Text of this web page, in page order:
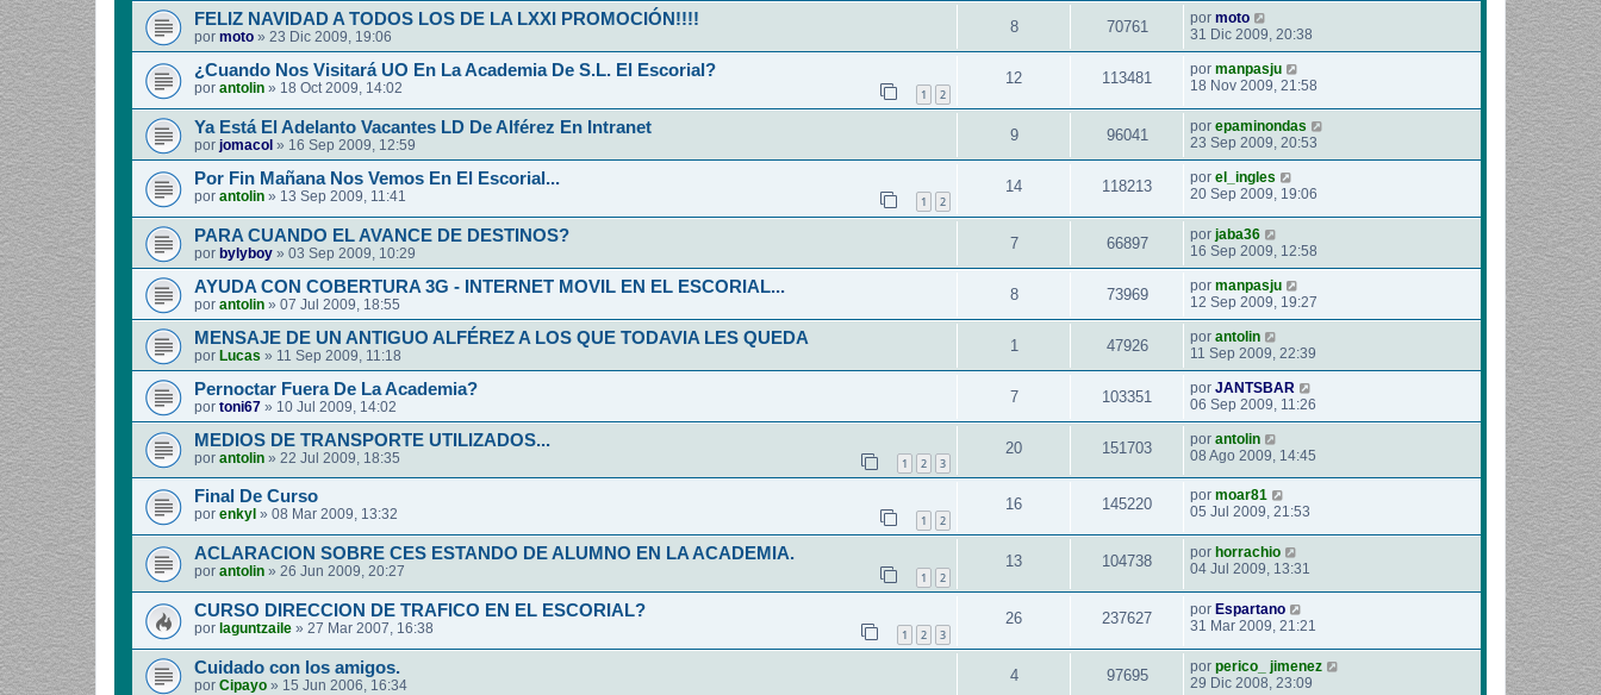
FELIZ NAVIDAD A TODOS LOS DE LA LXXI PROMOCIÓN!!!!
por moto » 23 Dic 2009, 19:06
8 70761 por moto
31 Dic 2009, 20:38
¿Cuando Nos Visitará UO En La Academia De S.L. El Escorial?
por antolin » 18 Oct 2009, 14:02 1 2
12 113481 por manpasju
18 Nov 2009, 21:58
Ya Está El Adelanto Vacantes LD De Alférez En Intranet
por jomacol » 16 Sep 2009, 12:59
9 96041 por epaminondas
23 Sep 2009, 20:53
Por Fin Mañana Nos Vemos En El Escorial...
por antolin » 13 Sep 2009, 11:41 1 2
14 118213 por el_ingles
20 Sep 2009, 19:06
PARA CUANDO EL AVANCE DE DESTINOS?
por bylyboy » 03 Sep 2009, 10:29
7 66897 por jaba36
16 Sep 2009, 12:58
AYUDA CON COBERTURA 3G - INTERNET MOVIL EN EL ESCORIAL...
por antolin » 07 Jul 2009, 18:55
8 73969 por manpasju
12 Sep 2009, 19:27
MENSAJE DE UN ANTIGUO ALFÉREZ A LOS QUE TODAVIA LES QUEDA
por Lucas » 11 Sep 2009, 11:18
1 47926 por antolin
11 Sep 2009, 22:39
Pernoctar Fuera De La Academia?
por toni67 » 10 Jul 2009, 14:02
7 103351 por JANTSBAR
06 Sep 2009, 11:26
MEDIOS DE TRANSPORTE UTILIZADOS...
por antolin » 22 Jul 2009, 18:35 1 2 3
20 151703 por antolin
08 Ago 2009, 14:45
Final De Curso
por enkyl » 08 Mar 2009, 13:32 1 2
16 145220 por moar81
05 Jul 2009, 21:53
ACLARACION SOBRE CES ESTANDO DE ALUMNO EN LA ACADEMIA.
por antolin » 26 Jun 2009, 20:27 1 2
13 104738 por horrachio
04 Jul 2009, 13:31
CURSO DIRECCION DE TRAFICO EN EL ESCORIAL?
por laguntzaile » 27 Mar 2007, 16:38 1 2 3
26 237627 por Espartano
31 Mar 2009, 21:21
Cuidado con los amigos.
por Cipayo » 15 Jun 2006, 16:34
4 97695 por perico_ jimenez
29 Dic 2008, 23:09